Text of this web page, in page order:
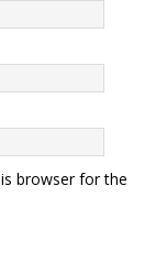
browser for the